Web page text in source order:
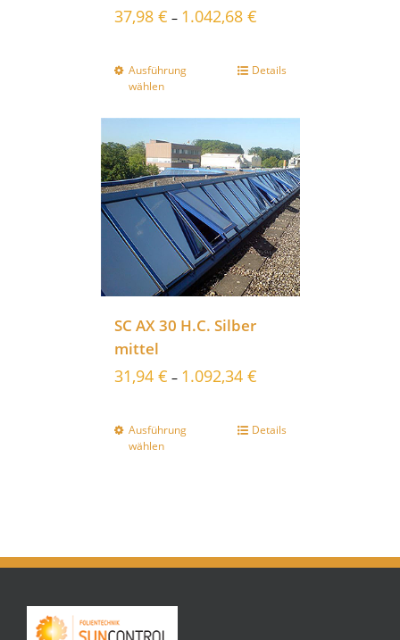
37,98 € – 1.042,68 €
Ausführung
wählen
Details
SC AX 30 H.C. Silber
mittel
31,94 € – 1.092,34 €
Ausführung
wählen
Details